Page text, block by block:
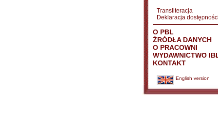
Transliteracja
Deklaracja
O PBL
ŹRÓDŁA DANYCH
O PRACOWNI
WYDAWNICTWO
KONTAKT
English version